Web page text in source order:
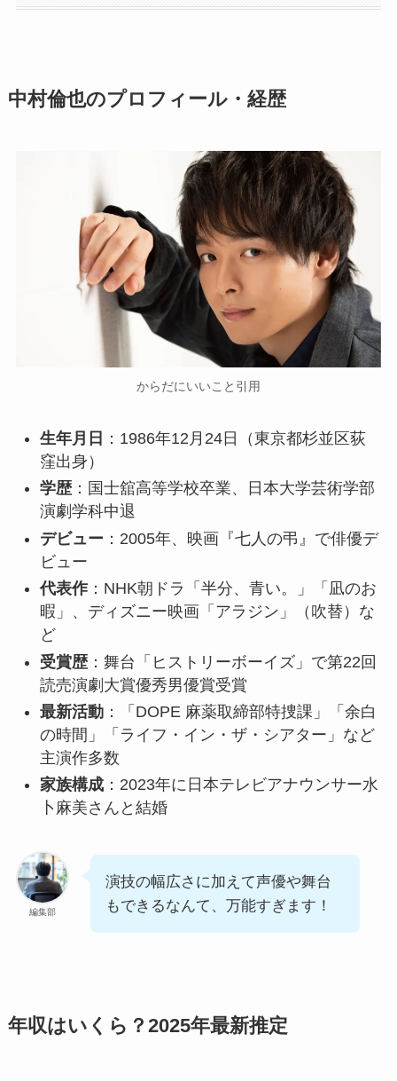
中村倫也のプロフィール・経歴
からだにいいこと引用
生年月日 ：1986年12月24日（東京都杉並区荻
窪出身）
学歴：国士舘高等学校卒業、日本大学芸術学部
演劇学科中退
デビュー ：2005年、映画『七人の弔』で俳優デ
ビュー
代表作：NHK朝ドラ「半分、青い。」「凪のお
暇」、ディズニー映画「アラジン」（吹替）な
ど
受賞歴：舞台「ヒストリーボーイズ」で第22回
読売演劇大賞優秀男優賞受賞
最新活動：「DOPE 麻薬取締部特捜課」「余白
の時間」「ライフ・イン・ザ・シアター」など
主演作多数
家族構成：2023年に日本テレビアナウンサー水
卜麻美さんと結婚
編集部
演技の幅広さに加えて声優や舞台
もできるなんて、万能すぎます！
年収はいくら？2025年最新推定